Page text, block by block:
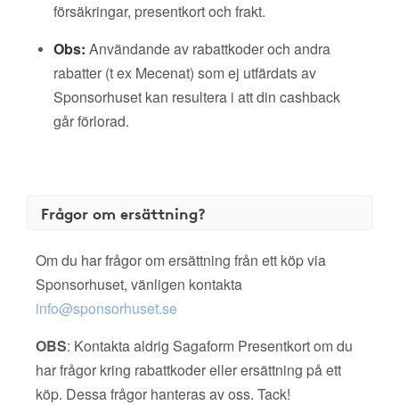
försäkringar, presentkort och frakt.
Obs: Användande av rabattkoder och andra
rabatter (t ex Mecenat) som ej utfärdats av
Sponsorhuset kan resultera i att din cashback
går förlorad.
Frågor om ersättning?
Om du har frågor om ersättning från ett köp via
Sponsorhuset, vänligen kontakta
info@sponsorhuset.se
OBS: Kontakta aldrig Sagaform Presentkort om du
har frågor kring rabattkoder eller ersättning på ett
köp. Dessa frågor hanteras av oss. Tack!